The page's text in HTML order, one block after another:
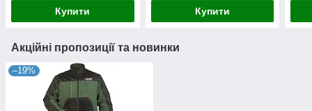
Купити Купити
Акційні пропозиції та новинки
–19%